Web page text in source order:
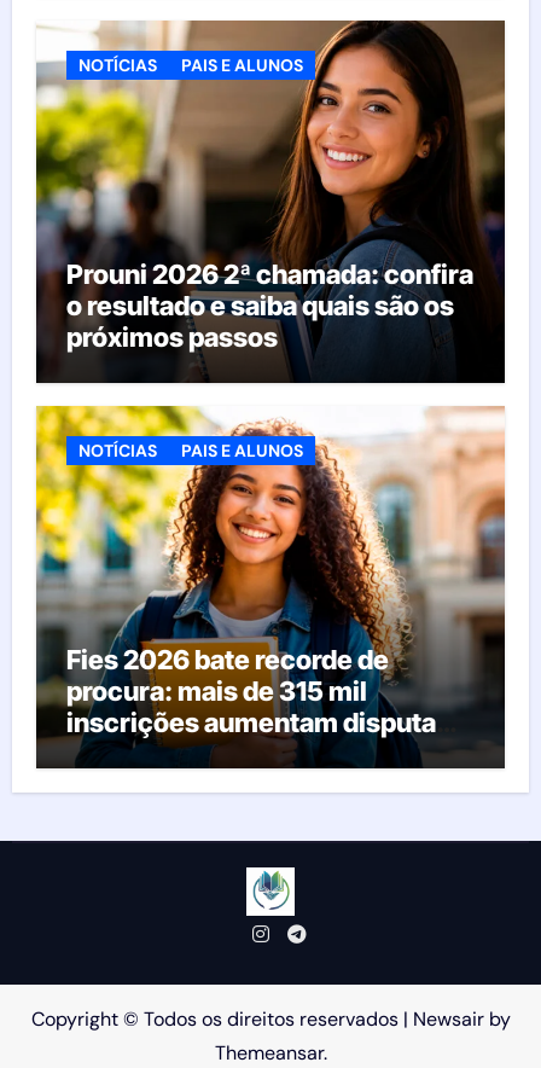
NOTÍCIAS PAIS E ALUNOS
Prouni 2026 2ª chamada: confira
o resultado e saiba quais são os
próximos passos
NOTÍCIAS PAIS E ALUNOS
Fies 2026 bate recorde de
procura: mais de 315 mil
inscrições aumentam disputa
pelas vagas; veja o que acontece
agora
Copyright © Todos os direitos reservados | Newsairby
Themeansar.